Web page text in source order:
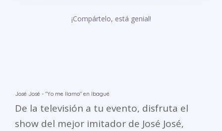
¡Compártelo, está genial!
José José - "Yo me llamo" en Ibagué
De la televisión a tu evento, disfruta el
show del mejor imitador de José José,